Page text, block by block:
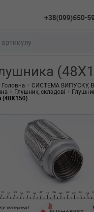
+38(099)650-
Головна
СИСТЕМА ВИПУСКУ,
Глушник, складові
(48X150)